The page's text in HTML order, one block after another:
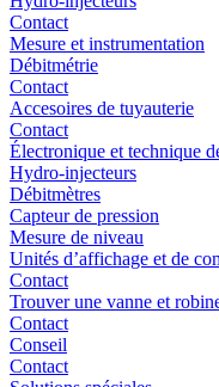
Contact
Mesure et instrumentation
Débitmétrie
Contact
Accesoires de tuyauterie
Contact
Électronique et technique
Hydro-injecteurs
Débitmètres
Capteur de pression
Mesure de niveau
Unités d’affichage et de
Contact
Trouver une vanne et
Contact
Conseil
Contact